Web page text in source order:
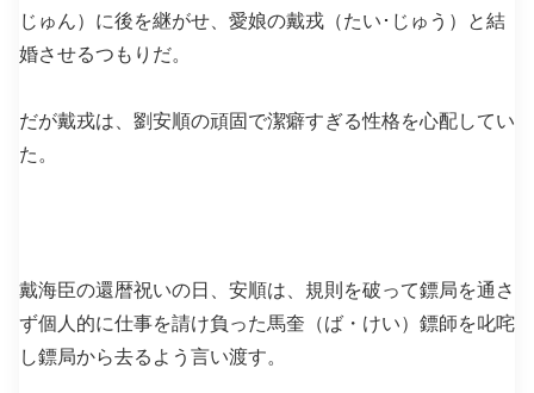
じゅん）に後を継がせ、愛娘の戴戎（たい･じゅう）と結
婚させるつもりだ。
だが戴戎は、劉安順の頑固で潔癖すぎる性格を心配してい
た。
戴海臣の還暦祝いの日、安順は、規則を破って鏢局を通さ
ず個人的に仕事を請け負った馬奎（ば・けい）鏢師を叱咤
し鏢局から去るよう言い渡す。